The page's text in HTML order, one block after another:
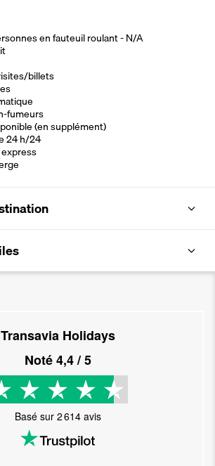
en fauteuil roulant - N/A
billets
fumeurs
(en supplément)
24 h/24
Transavia Holidays
Noté4,4/ 5
Basé sur 2 614avis